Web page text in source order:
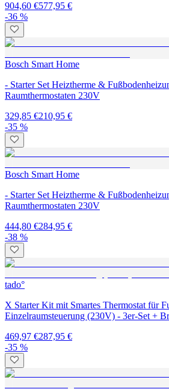
904,60 €577,95 €
-36 %
Bosch Smart Home
- Starter Set Heiztherme &
Raumthermostaten 230V
329,85 €210,95 €
-35 %
Bosch Smart Home
- Starter Set Heiztherme &
Raumthermostaten 230V
444,80 €284,95 €
-38 %
tado°
X Starter Kit mit Smartes Thermostat für
Einzelraumsteuerung (230V) - 3er-Set +
469,97 €287,95 €
-35 %